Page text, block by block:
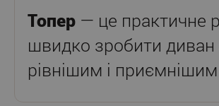
Топер — це практичне
швидко зробити
рівнішим і